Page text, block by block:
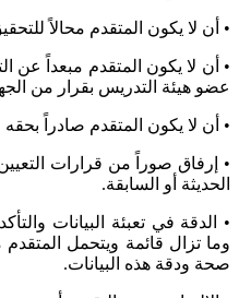
• أن لا يكون المتقدم محالاً
• أن لا يكون المتقدم مبعداً عن
عضو هيئة التدريس بقرار من
• أن لا يكون المتقدم صادراً بحقه
• إرفاق صوراً من قرارات التعيين
الحديثة أو السابقة.
• الدقة في تعبئة البيانات
وما تزال قائمة ويتحمل
صحة ودقة هذه البيانات.